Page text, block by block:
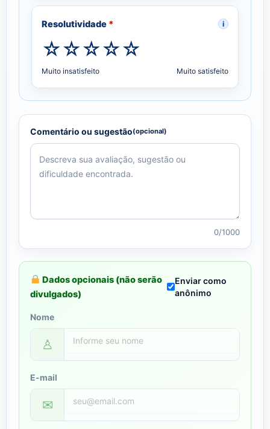
Resolutividade * i
Muito insatisfeito Muito satisfeito
Comentário ou sugestão(opcional)
0/1000
Dados opcionais (não serão
divulgados)
Enviar como
anônimo
Nome
♙
E-mail
✉